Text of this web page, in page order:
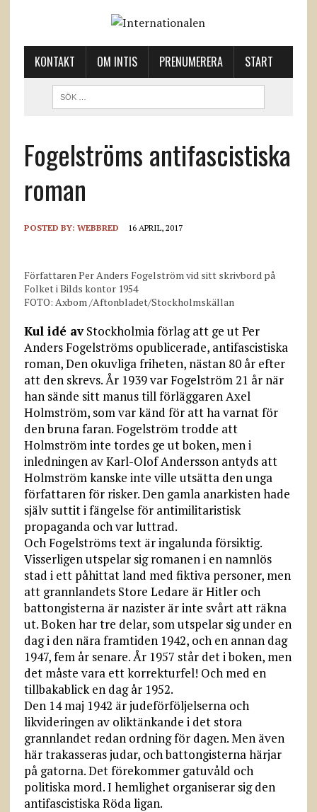
KONTAKT OM INTIS PRENUMERERA START
Fogelströms anti­fascistiska
roman
POSTED BY: WEBBRED 16 APRIL, 2017
Författaren Per Anders Fogelström vid sitt skrivbord på
Folket i Bilds kontor 1954
FOTO: Axbom /Aftonbladet/Stockholmskällan
Kul idé avStockholmia förlag att ge ut Per
Anders Fogelströms opublicerade, antifascistiska
roman, Den okuvliga friheten, nästan 80 år efter
att den skrevs. År 1939 var Fogelström 21 år när
han sände sitt manus till förläggaren Axel
Holmström, som var känd för att ha varnat för
den bruna faran. Fogelström trodde att
Holmström inte tordes ge ut boken, men i
inledningen av Karl-Olof Andersson antyds att
Holmström kanske inte ville utsätta den unga
författaren för risker. Den gamla anarkisten hade
själv suttit i fängelse för antimilitaristisk
propaganda och var luttrad.
Och Fogelströms text är ingalunda försiktig.
Visserligen utspelar sig romanen i en namnlös
stad i ett påhittat land med fiktiva personer, men
att grannlandets Store Ledare är Hitler och
battongisterna är nazister är inte svårt att räkna
ut. Boken har tre delar, som utspelar sig under en
dag i den nära framtiden 1942, och en annan dag
1947, fem år senare. År 1957 står det i boken, men
det måste vara ett korrekturfel! Och med en
tillbakablick en dag år 1952.
Den 14 maj 1942 är judeförföljelserna och
likvideringen av oliktänkande i det stora
grannlandet redan ordning för dagen. Men även
här trakasseras judar, och battongisterna härjar
på gatorna. Det förekommer gatuvåld och
politiska mord. I hemlighet organiserar sig den
antifascistiska Röda ligan.